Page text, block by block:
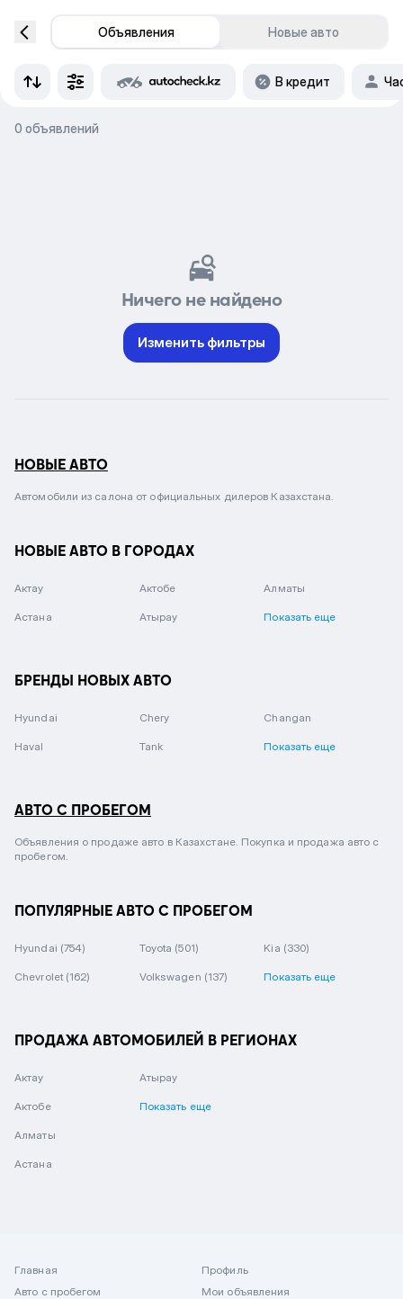
Объявления Новые авто
В кредит
0 объявлений
Ничего не найдено
Изменить фильтры
НОВЫЕ АВТО
Автомобили из салона от официальных дилеров Казахстана.
НОВЫЕ АВТО В ГОРОДАХ
Актау Актобе Алматы
Астана Атырау Показать еще
БРЕНДЫ НОВЫХ АВТО
Hyundai Chery Changan
Haval Tank Показать еще
АВТО С ПРОБЕГОМ
Объявления о продаже авто в Казахстане. Покупка и продажа авто с
пробегом.
ПОПУЛЯРНЫЕ АВТО С ПРОБЕГОМ
Hyundai (754) Toyota (501) Kia (330)
Chevrolet (162) Volkswagen (137) Показать еще
ПРОДАЖА АВТОМОБИЛЕЙ В РЕГИОНАХ
Актау
Актобе
Алматы
Астана
Атырау
Показать еще
Главная
Авто с пробегом
Профиль
Мои объявления